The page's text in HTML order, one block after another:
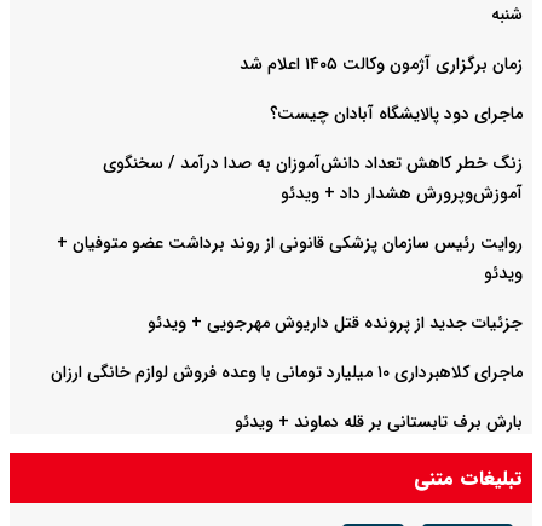
شنبه
زمان برگزاری آژمون وکالت ۱۴۰۵ اعلام شد
ماجرای دود پالایشگاه آبادان چیست؟
زنگ خطر کاهش تعداد دانش‌آموزان به صدا درآمد / سخنگوی
آموزش‌وپرورش هشدار داد +‌ ویدئو
روایت رئیس سازمان پزشکی قانونی از روند برداشت عضو متوفیان +
ویدئو
جزئیات جدید از پرونده قتل داریوش مهرجویی + ویدئو
ماجرای کلاهبرداری ۱۰ میلیارد تومانی با وعده فروش لوازم خانگی ارزان
بارش برف تابستانی بر قله دماوند + ویدئو
تبلیغات متنی